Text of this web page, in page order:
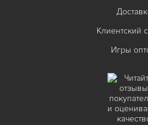
Клиентский
Игры